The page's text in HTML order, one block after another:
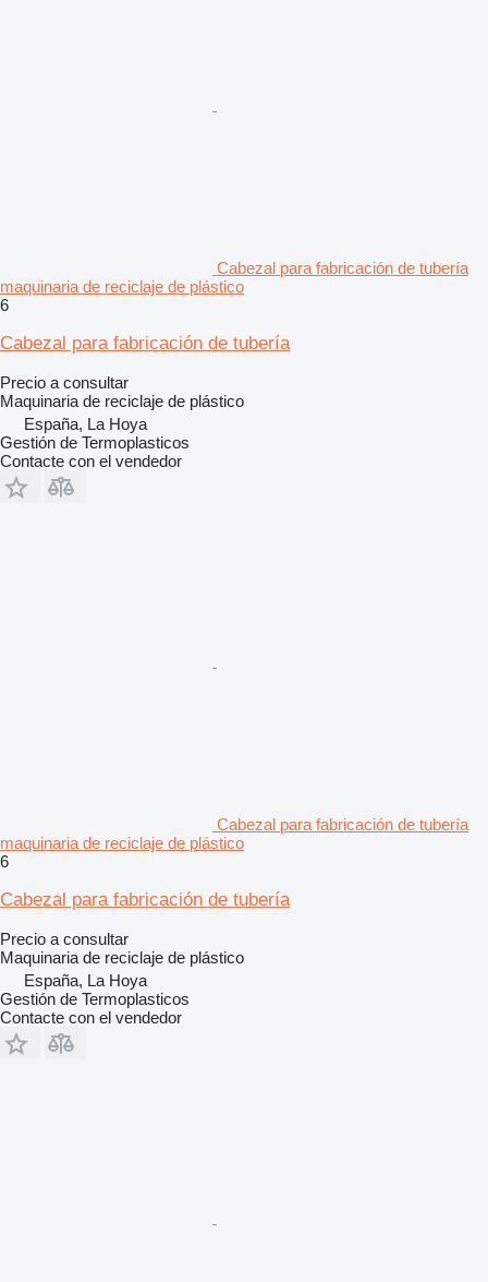
Cabezal para fabricación de tubería
maquinaria de reciclaje de plástico
6
Cabezal para fabricación de tubería
Precio a consultar
Maquinaria de reciclaje de plástico
España, La Hoya
Gestión de Termoplasticos
Contacte con el vendedor
Cabezal para fabricación de tubería
maquinaria de reciclaje de plástico
6
Cabezal para fabricación de tubería
Precio a consultar
Maquinaria de reciclaje de plástico
España, La Hoya
Gestión de Termoplasticos
Contacte con el vendedor